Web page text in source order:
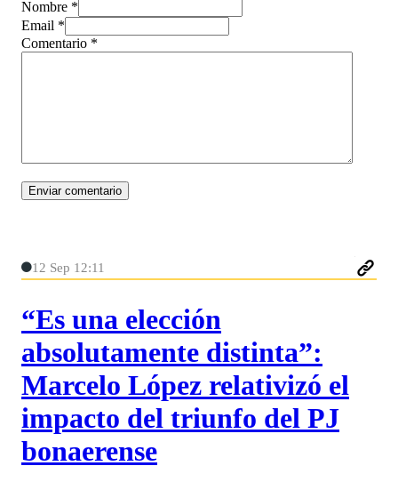
Nombre *
Email *
Comentario *
12 Sep 12:11
“Es una elección
absolutamente distinta”:
Marcelo López relativizó el
impacto del triunfo del PJ
bonaerense